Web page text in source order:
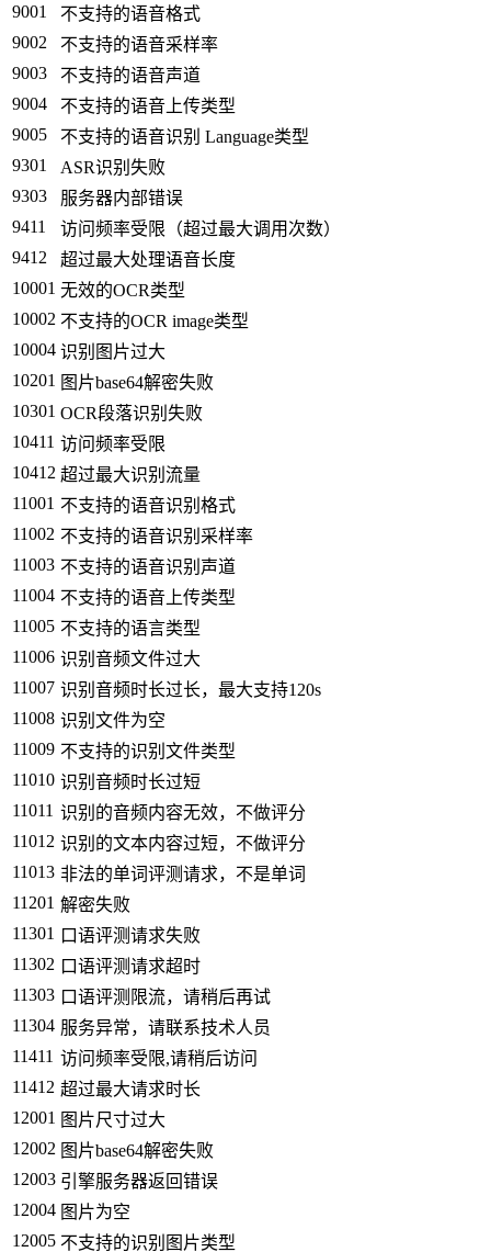
9001
不支持的语音格式
9002
不支持的语音采样率
9003
不支持的语音声道
9004
不支持的语音上传类型
9005
不支持的语音识别 Language类型
9301
ASR识别失败
9303
服务器内部错误
9411
访问频率受限（超过最大调用次数）
9412
超过最大处理语音长度
10001 无效的OCR类型
10002 不支持的OCR image类型
10004 识别图片过大
10201 图片base64解密失败
10301 OCR段落识别失败
10411 访问频率受限
10412 超过最大识别流量
11001 不支持的语音识别格式
11002 不支持的语音识别采样率
11003 不支持的语音识别声道
11004 不支持的语音上传类型
11005 不支持的语言类型
11006 识别音频文件过大
11007 识别音频时长过长，最大支持120s
11008 识别文件为空
11009 不支持的识别文件类型
11010 识别音频时长过短
11011 识别的音频内容无效，不做评分
11012 识别的文本内容过短，不做评分
11013 非法的单词评测请求，不是单词
11201 解密失败
11301
口语评测请求失败
11302 口语评测请求超时
11303 口语评测限流，请稍后再试
11304 服务异常，请联系技术人员
11411 访问频率受限,请稍后访问
11412 超过最大请求时长
12001 图片尺寸过大
12002 图片base64解密失败
12003 引擎服务器返回错误
12004 图片为空
12005 不支持的识别图片类型